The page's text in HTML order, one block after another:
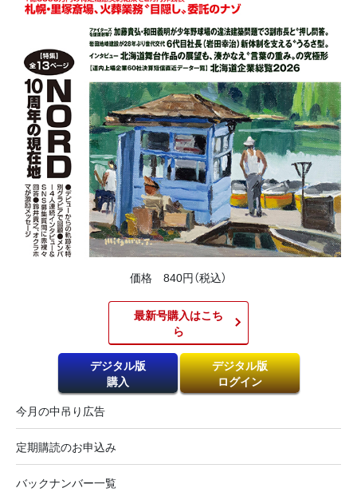
価格 840円（税込）
最新号購入はこち
ら​
デジタル版
購入
デジタル版
ログイン
今月の中吊り広告
定期購読のお申込み
バックナンバー一覧